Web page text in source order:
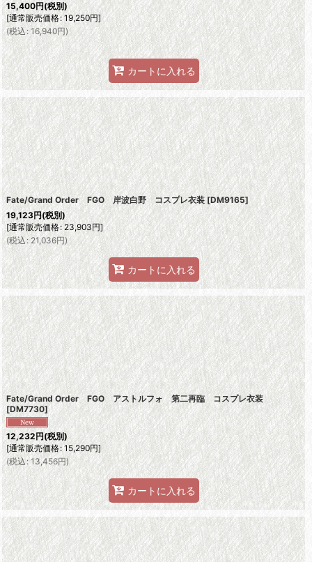
15,400円(税別)
[通常販売価格: 19,250円]
(税込 : 16,940円)
カートに入れる
Fate/Grand Order FGO 岸波白野 コスプレ衣装 [DM9165]
19,123円(税別)
[通常販売価格: 23,903円]
(税込 : 21,036円)
カートに入れる
Fate/Grand Order FGO アストルフォ 第二再臨 コスプレ衣装
[DM7730]
12,232円(税別)
[通常販売価格: 15,290円]
(税込: 13,456円)
カートに入れる